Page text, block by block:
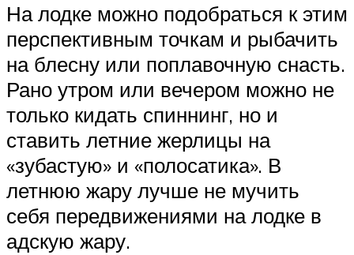
На лодке можно подобраться к этим
перспективным точкам и рыбачить
на блесну или поплавочную снасть.
Рано утром или вечером можно не
только кидать спиннинг, но и
ставить летние жерлицы на
«зубастую» и «полосатика». В
летнюю жару лучше не мучить
себя передвижениями на лодке в
адскую жару.